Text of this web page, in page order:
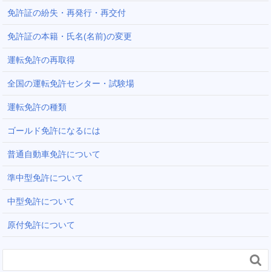
免許証の紛失・再発行・再交付
免許証の本籍・氏名(名前)の変更
運転免許の再取得
全国の運転免許センター・試験場
運転免許の種類
ゴールド免許になるには
普通自動車免許について
準中型免許について
中型免許について
原付免許について
